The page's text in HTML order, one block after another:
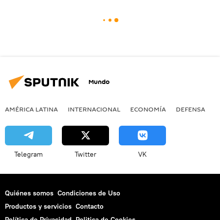
Mundo
AMÉRICA LATINA INTERNACIONAL ECONOMÍA DEFENSA
Telegram Twitter VK
Quiénes somos Condiciones de Uso
Productos y servicios Contacto